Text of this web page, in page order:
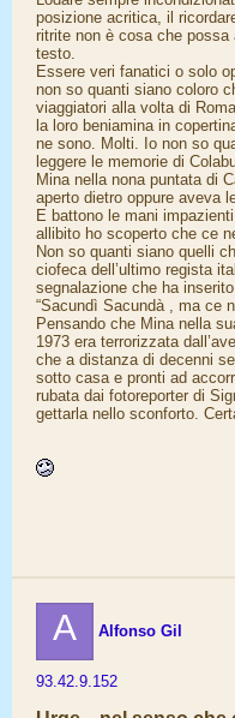
posizione acritica, il
ritrite non è cosa che
testo.
Essere veri fanatici o solo
non so quanti siano coloro
viaggiatori alla volta di
la loro beniamina in
ne sono. Molti. Io non so
leggere le memorie di
Mina nella nona puntata di
aperto dietro oppure aveva
E battono le mani
allibito ho scoperto che ce
Non so quanti siano quelli
ciofeca dell’ultimo regista
segnalazione che ha
“Sacundì Sacundà , ma ce
Pensando che Mina nella
1973 era terrorizzata
che a distanza di decenni
sotto casa e pronti ad
rubata dai fotoreporter di
gettarla nello sconforto.
A Alfonso Gil
93.42.9.152